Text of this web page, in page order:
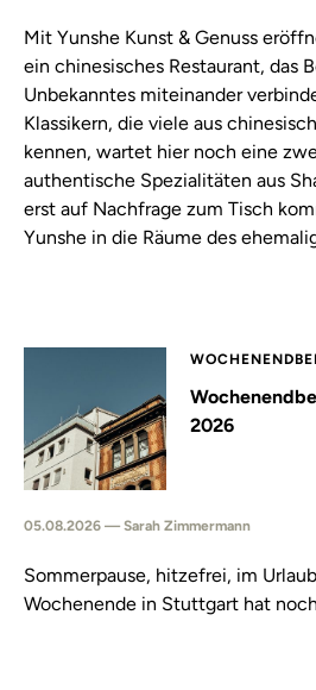
Mit Yunshe Kunst & Genuss
ein chinesisches Restaurant, das
Unbekanntes miteinander
Klassikern, die viele aus
kennen, wartet hier noch eine
authentische Spezialitäten aus
erst auf Nachfrage zum Tisch
Yunshe in die Räume des
2026
05.08.2026 — Sarah Zimmermann
Sommerpause, hitzefrei, im
Wochenende in Stuttgart hat